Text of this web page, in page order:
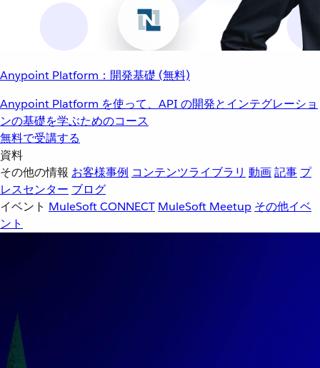
Anypoint Platform：開発基礎 (無料)
Anypoint Platform を使って、API の開発とインテグレーショ
ンの基礎を学ぶためのコース
無料で受講する
資料
その他の情報 お客様事例 コンテンツライブラリ 動画記事 プ
レスセンター ブログ
イベント MuleSoft CONNECT MuleSoft Meetup その他イベ
ント